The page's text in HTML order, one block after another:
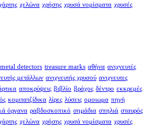
χελώνα χρήσης χρυσά νομίσματα χρυσές
metal detectors treasure marks αθήνα ανιχνευτές
μετάλλων ανιχνευτής χρυσού ανιχνευτες
αποκρύψεις βιβλίο βράχος δέντρο εκκρεμές
κομιτατζίδικα λίρες λύσεις ομοιωμα πηγή
όργανα ραβδοσκοπικό σημάδια σπηλιά σταυρός
χελώνα χρήσης χρυσά νομίσματα χρυσές